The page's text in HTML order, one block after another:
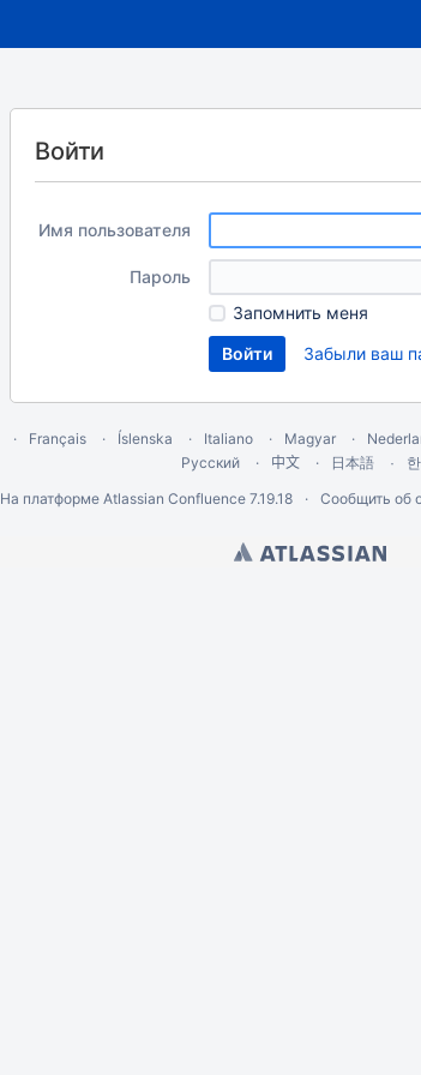
Войти
Имя пользователя
Пароль
Запомнить меня
Забыли ваш
Français Íslenska Italiano Magyar
Русский
中文 日本語
На платформе Atlassian Confluence 7.19.18 Сообщить об